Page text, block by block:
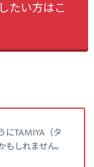
たい方はこ
にTAMIYA（タ
しれません。